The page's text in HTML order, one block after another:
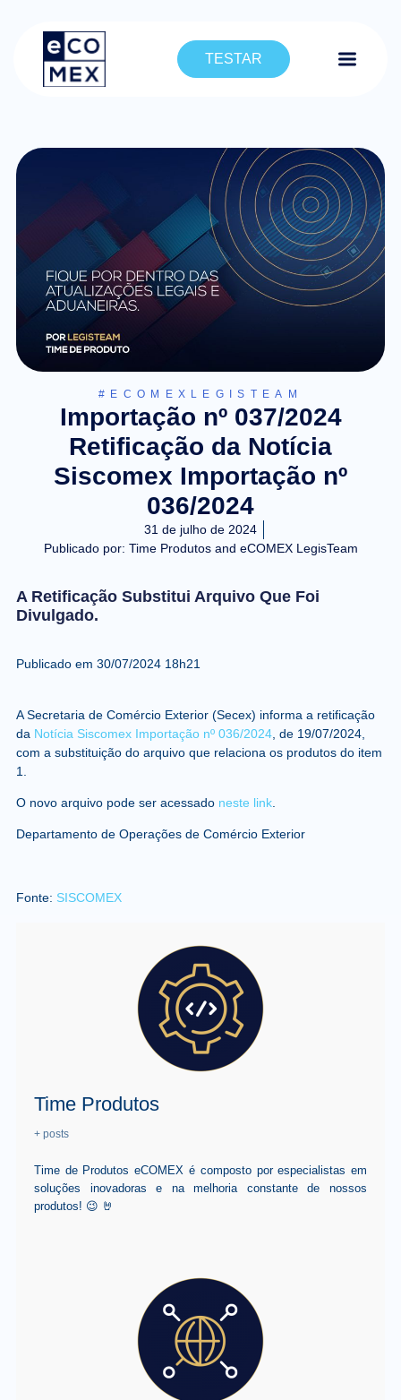
TESTAR
#ECOMEXLEGISTEAM
Importação nº 037/2024
Retificação da Notícia
Siscomex Importação nº
036/2024
31 de julho de 2024
Publicado por: Time Produtos and eCOMEX LegisTeam
A Retificação Substitui Arquivo Que Foi
Divulgado.
Publicado em 30/07/2024 18h21
A Secretaria de Comércio Exterior (Secex) informa a retificação
da Notícia Siscomex Importação nº 036/2024, de 19/07/2024,
com a substituição do arquivo que relaciona os produtos do item
1.
O novo arquivo pode ser acessado neste link.
Departamento de Operações de Comércio Exterior
Fonte: SISCOMEX
Time Produtos
+ posts
Time de Produtos eCOMEX é composto por especialistas em
soluções inovadoras e na melhoria constante de nossos
produtos! 😉 🤘